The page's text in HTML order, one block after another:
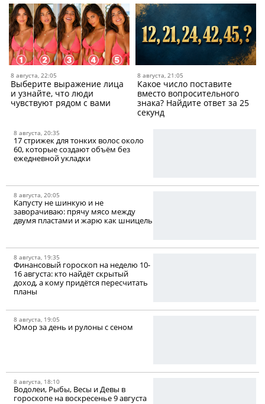
8 августа, 22:05
Выберите выражение лица
и узнайте, что люди
чувствуют рядом с вами
8 августа, 21:05
Какое число поставите
вместо вопросительного
знака? Найдите ответ за 25
секунд
8 августа, 20:35
17 стрижек для тонких волос около
60, которые создают объём без
ежедневной укладки
8 августа, 20:05
Капусту не шинкую и не
заворачиваю: прячу мясо между
двумя пластами и жарю как шницель
8 августа, 19:35
Финансовый гороскоп на неделю 10-
16 августа: кто найдёт скрытый
доход, а кому придётся пересчитать
планы
8 августа, 19:05
Юмор за день и рулоны с сеном
8 августа, 18:10
Водолеи, Рыбы, Весы и Девы в
гороскопе на воскресенье 9 августа